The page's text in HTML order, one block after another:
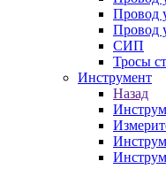
Провод
Провод
СИП
Тросы
Инструмент
Назад